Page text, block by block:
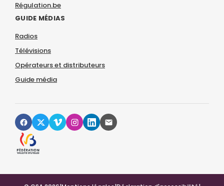
Régulation.be
GUIDE MÉDIAS
Radios
Télévisions
Opérateurs et distributeurs
Guide média